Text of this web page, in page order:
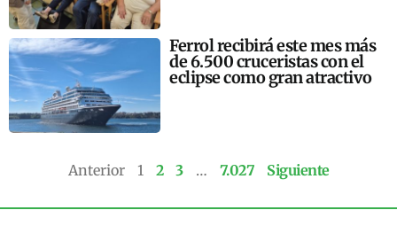
Ferrol recibirá este mes más
de 6.500 cruceristas con el
eclipse como gran atractivo
Anterior 1 2 3 … 7.027 Siguiente